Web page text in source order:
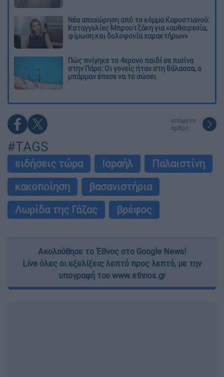
Νέα αποχώρηση από το κόμμα Καρυστιανού:
Καταγγελίες Μπρουτζάκη για «αυθαιρεσία,
φίμωση και δολοφονία χαρακτήρων»
Πώς πνίγηκε το 4χρονο παιδί σε πισίνα
στην Πάρο: Οι γονείς ήταν στη θάλασσα, ο
μπάρμαν έπεσε να το σώσει
επόμενο
άρθρο
#TAGS
ειδήσεις τώρα Ισραήλ
Παλαιστίνη
κακοποίηση
βασανιστήρια
Λωρίδα της Γάζας
βρέφος
Ακολούθησε το Έθνος στο Google News!
Live όλες οι εξελίξεις λεπτό προς λεπτό, με την
υπογραφή του www.ethnos.gr